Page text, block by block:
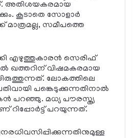
അതിശയകരമായ
കൂടാതെ സോളാര്‍
മാത്രമല്ല, സമീപത്തെ
എഴുത്തുകാരന്‍ സെരിഫ്
ഖത്തറിന് വിഷമകരമായ
ലോകത്തിലെ
പങ്കെടുക്കുന്നതിനാല്‍
പറഞ്ഞു. മധ്യ പൗരസ്ത്യ
പറയുന്നത്.